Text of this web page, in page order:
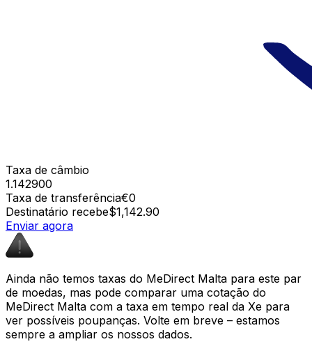
Taxa de câmbio
1.142900
Taxa de transferência€0
Destinatário recebe$1,142.90
Enviar agora
Ainda não temos taxas do MeDirect Malta para este par
de moedas, mas pode comparar uma cotação do
MeDirect Malta com a taxa em tempo real da Xe para
ver possíveis poupanças. Volte em breve – estamos
sempre a ampliar os nossos dados.